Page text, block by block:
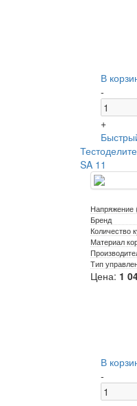
В
-
+
SA 11
Напряжение
Бренд
Количество
Материал
Тип
Цена: 1
В
-